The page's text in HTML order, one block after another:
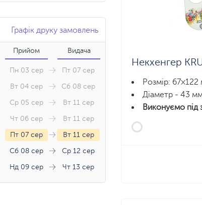
Некхенгер
Розмір: 67×122
Діаметр - 43
Виконуємо під
Графік друку замовлень
Прийом Видача
Пн 03 сер Пт 07 сер
Вт 04 сер Сб 08 сер
Ср 05 сер Вт 11 сер
Чт 06 сер Вт 11 сер
Пт 07 сер Вт 11 сер
Сб 08 сер Ср 12 сер
Нд 09 сер Чт 13 сер